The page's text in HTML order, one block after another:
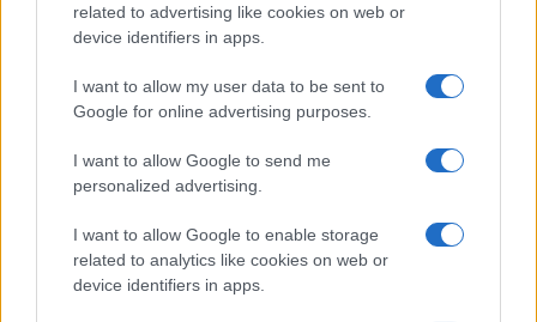
related to advertising like cookies on web or
device identifiers in apps.
I want to allow my user data to be sent to
Google for online advertising purposes.
I want to allow Google to send me
personalized advertising.
I want to allow Google to enable storage
related to analytics like cookies on web or
device identifiers in apps.
ΔΙΑΒΑΣΤΕ ΑΚΟΜΑ